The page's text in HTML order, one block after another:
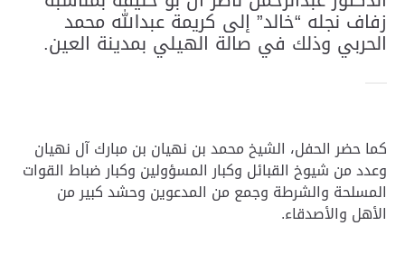
زفاف نجله “خالد” إلى كريمة عبدالله محمد
الحربي وذلك في صالة الهيلي بمدينة العين.
كما حضر الحفل، الشيخ محمد بن نهيان بن مبارك آل نهيان
وعدد من شيوخ القبائل وكبار المسؤولين وكبار ضباط القوات
المسلحة والشرطة وجمع من المدعوين وحشد كبير من
الأهل والأصدقاء.